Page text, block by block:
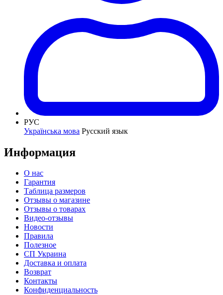
РУС
Українська мова Русский язык
Информация
О нас
Гарантия
Таблица размеров
Отзывы о магазине
Отзывы о товарах
Видео-отзывы
Новости
Правила
Полезное
СП Украина
Доставка и оплата
Возврат
Контакты
Конфиденциальность